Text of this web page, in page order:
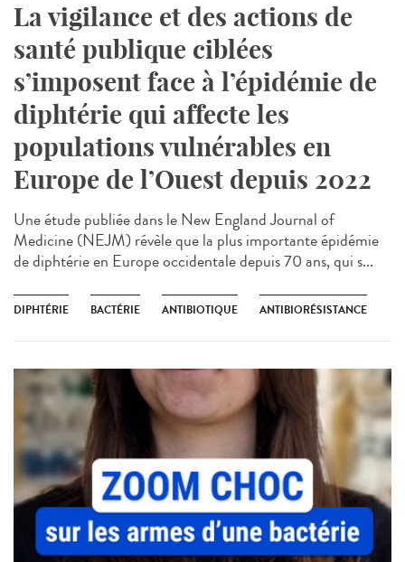
La vigilance et des actions de
santé publique ciblées
s’imposent face à l’épidémie de
diphtérie qui affecte les
populations vulnérables en
Europe de l’Ouest depuis 2022
Une étude publiée dans le New England Journal of
Medicine (NEJM) révèle que la plus importante épidémie
de diphtérie en Europe occidentale depuis 70 ans, qui s...
DIPHTÉRIE BACTÉRIE ANTIBIOTIQUE ANTIBIORÉSISTANCE